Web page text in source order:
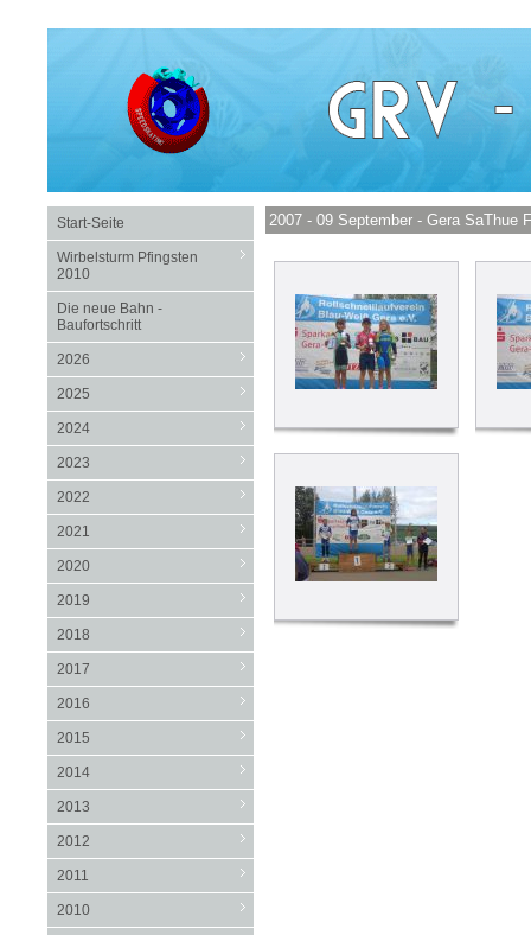
Start-Seite
Wirbelsturm Pfingsten
2010
Die neue Bahn -
Baufortschritt
2026
2025
2024
2023
2022
2021
2020
2019
2018
2017
2016
2015
2014
2013
2012
2011
2010
2007 - 09 September - Gera SaThue